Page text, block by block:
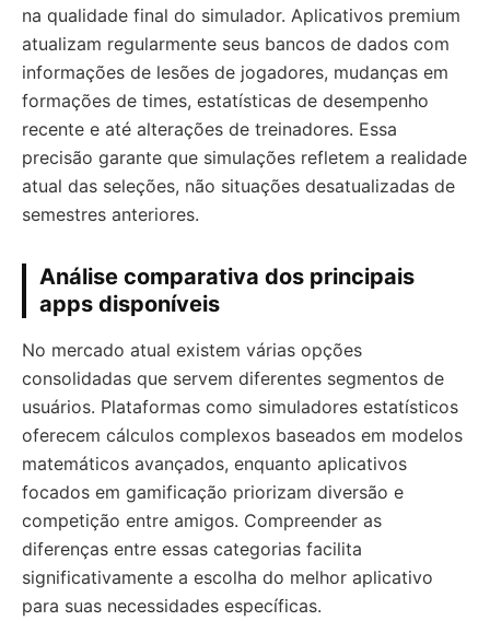
na qualidade final do simulador. Aplicativos premium
atualizam regularmente seus bancos de dados com
informações de lesões de jogadores, mudanças em
formações de times, estatísticas de desempenho
recente e até alterações de treinadores. Essa
precisão garante que simulações refletem a realidade
atual das seleções, não situações desatualizadas de
semestres anteriores.
Análise comparativa dos principais
apps disponíveis
No mercado atual existem várias opções
consolidadas que servem diferentes segmentos de
usuários. Plataformas como simuladores estatísticos
oferecem cálculos complexos baseados em modelos
matemáticos avançados, enquanto aplicativos
focados em gamificação priorizam diversão e
competição entre amigos. Compreender as
diferenças entre essas categorias facilita
significativamente a escolha do melhor aplicativo
para suas necessidades específicas.